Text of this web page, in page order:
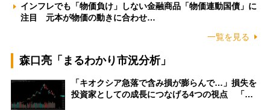
インフレでも「物価負け」しない金融商品「物価連動国債」に
注目 元本が物価の動きに合わせ…
一覧を見る
森口亮「まるわかり市況分析」
「キオクシア急落で含み損が膨らんで…」損失を
投資家としての成長につなげる4つの視点 「…